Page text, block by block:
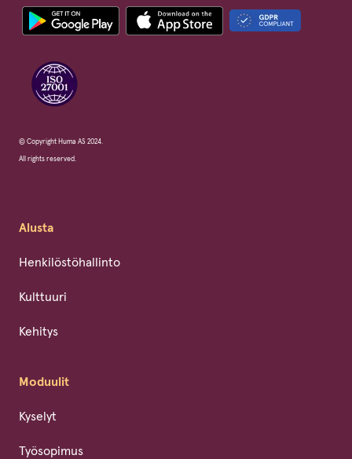
© Copyright Huma AS 2024.
All rights reserved.
Alusta
Henkilöstöhallinto
Kulttuuri
Kehitys
Moduulit
Kyselyt
Työsopimus